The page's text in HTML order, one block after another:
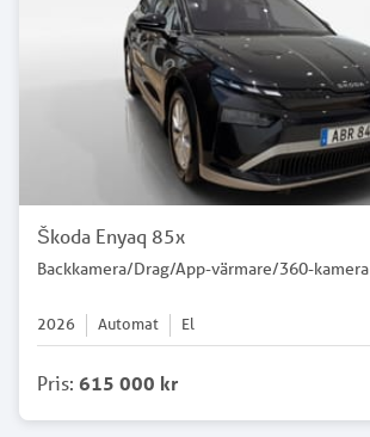
Škoda Enyaq 85x
Backkamera/Drag/App-värmare/360-kamera
2026 Automat El
Pris: 615 000 kr